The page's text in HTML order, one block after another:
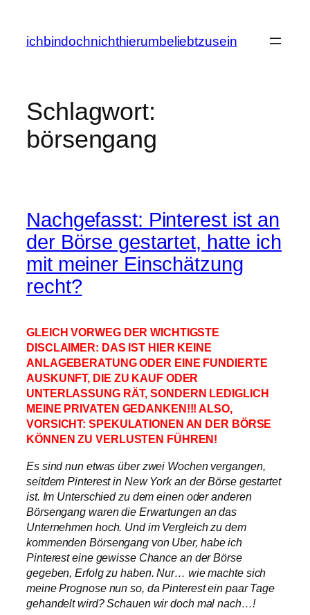
springen
ichbindochnichthierumbeliebtzusein
Schlagwort:
börsengang
Nachgefasst: Pinterest ist an
der Börse gestartet, hatte ich
mit meiner Einschätzung
recht?
GLEICH VORWEG DER WICHTIGSTE
DISCLAIMER: DAS IST HIER KEINE
ANLAGEBERATUNG ODER EINE FUNDIERTE
AUSKUNFT, DIE ZU KAUF ODER
UNTERLASSUNG RÄT, SONDERN LEDIGLICH
MEINE PRIVATEN GEDANKEN!!! ALSO,
VORSICHT: SPEKULATIONEN AN DER BÖRSE
KÖNNEN ZU VERLUSTEN FÜHREN!
Es sind nun etwas über zwei Wochen vergangen,
seitdem Pinterest in New York an der Börse gestartet
ist. Im Unterschied zu dem einen oder anderen
Börsengang waren die Erwartungen an das
Unternehmen hoch. Und im Vergleich zu dem
kommenden Börsengang von Uber, habe ich
Pinterest eine gewisse Chance an der Börse
gegeben, Erfolg zu haben. Nur… wie machte sich
meine Prognose nun so, da Pinterest ein paar Tage
gehandelt wird? Schauen wir doch mal nach…!